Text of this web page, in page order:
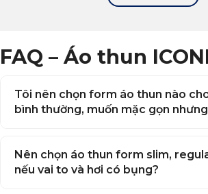
nhịp sống tất bật, ICONDENIM tự
ICONDENIM khẳng định phong cách
áo thun thiết kế độc quyền đầy ấn
Thương hiệu áo thun thời
nam ICONDENIM
sự đa dạng mẫu mã. Áo thun hàng
tôi được làm từcotton cao cấp với
FAQ – Áo thun
Tôi nên chọn form áo thun nào
bình thường, muốn mặc gọn
Nên chọn áo thun form slim,
nếu vai to và hơi có bụng?